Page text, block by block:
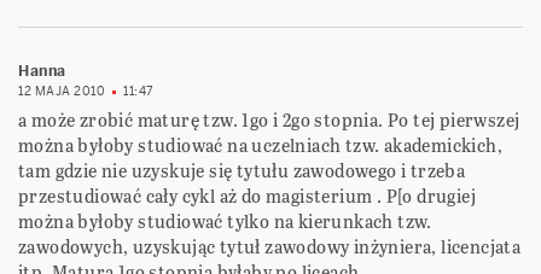
Hanna
12 MAJA 2010 11:47
a może zrobić maturę tzw. 1go i 2go stopnia. Po tej pierwszej
można byłoby studiować na uczelniach tzw. akademickich,
tam gdzie nie uzyskuje się tytułu zawodowego i trzeba
przestudiować cały cykl aż do magisterium . P[o drugiej
można byłoby studiować tylko na kierunkach tzw.
zawodowych, uzyskując tytuł zawodowy inżyniera, licencjata